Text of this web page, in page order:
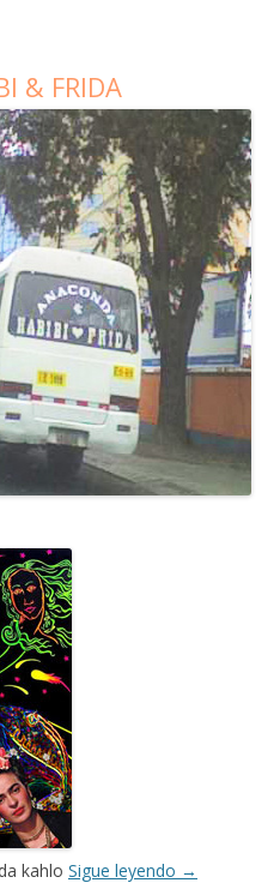
& FRIDA
kahlo Sigue leyendo →